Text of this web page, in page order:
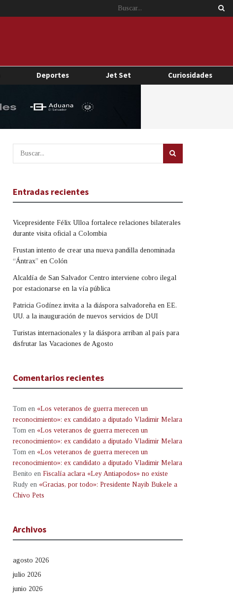
Deportes Jet Set Curiosidades
Entradas recientes
Vicepresidente Félix Ulloa fortalece relaciones bilaterales
durante visita oficial a Colombia
Frustan intento de crear una nueva pandilla denominada
“Ántrax” en Colón
Alcaldía de San Salvador Centro interviene cobro ilegal
por estacionarse en la vía pública
Patricia Godínez invita a la diáspora salvadoreña en EE.
UU. a la inauguración de nuevos servicios de DUI
Turistas internacionales y la diáspora arriban al país para
disfrutar las Vacaciones de Agosto
Comentarios recientes
Tom en «Los veteranos de guerra merecen un
reconocimiento»: ex candidato a diputado Vladimir Melara
Tom en «Los veteranos de guerra merecen un
reconocimiento»: ex candidato a diputado Vladimir Melara
Tom en «Los veteranos de guerra merecen un
reconocimiento»: ex candidato a diputado Vladimir Melara
Benito en Fiscalía aclara «Ley Antiapodos» no existe
Rudy en «Gracias, por todo»: Presidente Nayib Bukele a
Chivo Pets
Archivos
agosto 2026
julio 2026
junio 2026